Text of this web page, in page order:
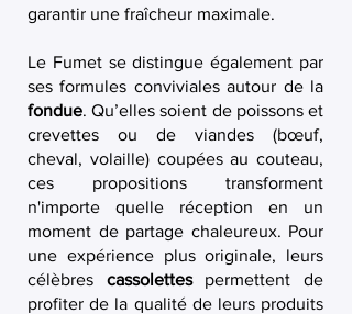
garantir une fraîcheur maximale.
Le Fumet se distingue également par
ses formules conviviales autour de la
fondue. Qu’elles soient de poissons et
crevettes ou de viandes (bœuf,
cheval, volaille) coupées au couteau,
ces propositions transforment
n'importe quelle réception en un
moment de partage chaleureux. Pour
une expérience plus originale, leurs
célèbres cassolettespermettent de
profiter de la qualité de leurs produits